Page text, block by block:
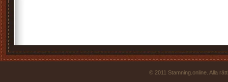
© 2011 Stamning.online. Alla